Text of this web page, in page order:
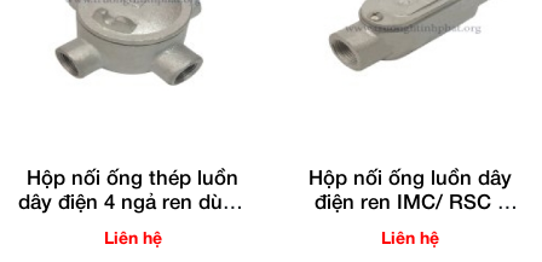
Hộp nối ống thép luồn
dây điện 4 ngả ren dùng
cho ống RSC/IMC(Gang
nhúng nóng)
Liên hệ
Hộp nối ống luồn dây
điện ren IMC/ RSC -
C(Gang nhúng nóng)
Liên hệ